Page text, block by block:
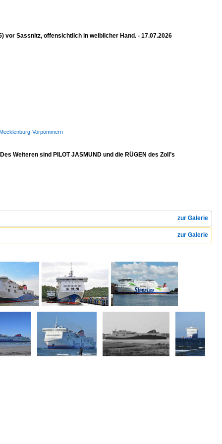
vor Sassnitz, offensichtlich in weiblicher Hand. - 17.07.2026
Vorpommern
Weiteren sind PILOT JASMUND und die RÜGEN des Zoll’s
zur Galerie
zur Galerie